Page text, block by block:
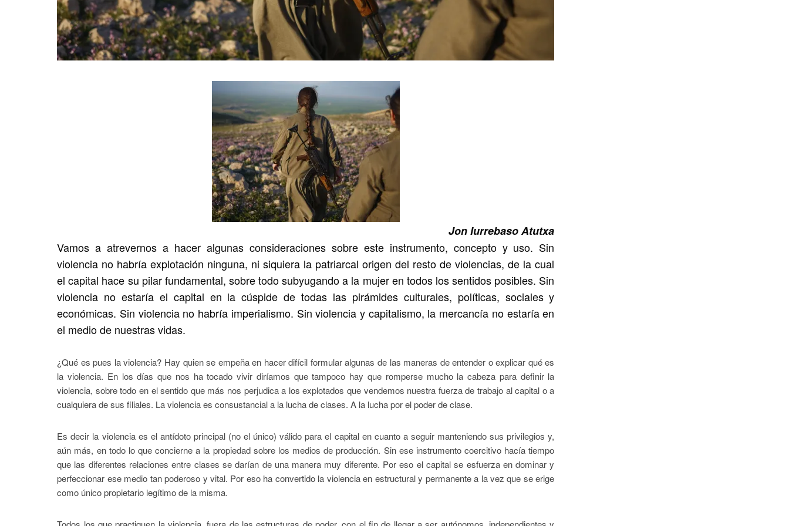
Jon Iurrebaso Atutxa
Vamos a atrevernos a hacer algunas consideraciones sobre este instrumento, concepto y uso. Sin
violencia no habría explotación ninguna, ni siquiera la patriarcal origen del resto de violencias, de la cual
el capital hace su pilar fundamental, sobre todo subyugando a la mujer en todos los sentidos posibles. Sin
violencia no estaría el capital en la cúspide de todas las pirámides culturales, políticas, sociales y
económicas. Sin violencia no habría imperialismo. Sin violencia y capitalismo, la mercancía no estaría en
el medio de nuestras vidas.
¿Qué es pues la violencia? Hay quien se empeña en hacer difícil formular algunas de las maneras de entender o explicar qué es
la violencia. En los días que nos ha tocado vivir diríamos que tampoco hay que romperse mucho la cabeza para definir la
violencia, sobre todo en el sentido que más nos perjudica a los explotados que vendemos nuestra fuerza de trabajo al capital o a
cualquiera de sus filiales. La violencia es consustancial a la lucha de clases. A la lucha por el poder de clase.
Es decir la violencia es el antídoto principal (no el único) válido para el capital en cuanto a seguir manteniendo sus privilegios y,
aún más, en todo lo que concierne a la propiedad sobre los medios de producción. Sin ese instrumento coercitivo hacía tiempo
que las diferentes relaciones entre clases se darían de una manera muy diferente. Por eso el capital se esfuerza en dominar y
perfeccionar ese medio tan poderoso y vital. Por eso ha convertido la violencia en estructural y permanente a la vez que se erige
como único propietario legítimo de la misma.